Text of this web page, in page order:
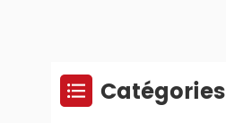
Catégories